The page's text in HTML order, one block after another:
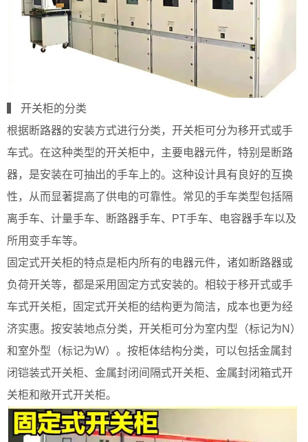
▍ 开关柜的分类
根据断路器的安装方式进行分类，开关柜可分为移开式或手
车式。在这种类型的开关柜中，主要电器元件，特别是断路
器，是安装在可抽出的手车上的。这种设计具有良好的互换
性，从而显著提高了供电的可靠性。常见的手车类型包括隔
离手车、计量手车、断路器手车、PT手车、电容器手车以及
所用变手车等。
固定式开关柜的特点是柜内所有的电器元件，诸如断路器或
负荷开关等，都是采用固定方式安装的。相较于移开式或手
车式开关柜，固定式开关柜的结构更为简洁，成本也更为经
济实惠。按安装地点分类，开关柜可分为室内型（标记为N）
和室外型（标记为W）。按柜体结构分类，可以包括金属封
闭铠装式开关柜、金属封闭间隔式开关柜、金属封闭箱式开
关柜和敞开式开关柜。